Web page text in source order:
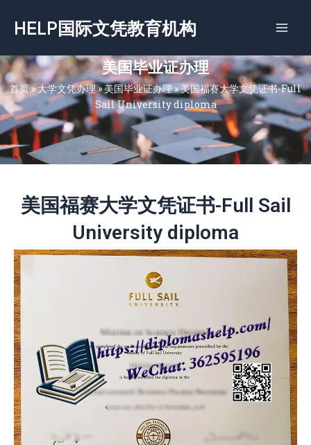
容
HELP国际文凭教育机构
美国毕业证办理
首页»大学文凭办理»美国毕业证办理»美国福赛大学文凭证书-Full
Sail University diploma
美国福赛大学文凭证书-Full Sail
University diploma